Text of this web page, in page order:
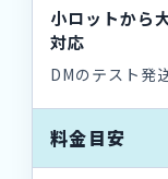
小ロットから
対応
DMのテスト発
料金目安